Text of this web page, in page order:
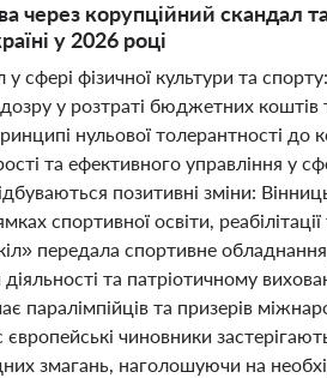
через корупційний скандал
у 2026 році
сфері фізичної культури та
у розтраті бюджетних
нульової толерантності до
та ефективного управління у
позитивні зміни:
спортивної освіти, реабілітації
передала спортивне
та патріотичному
паралімпійців та призерів
чиновники
змагань, наголошуючи на